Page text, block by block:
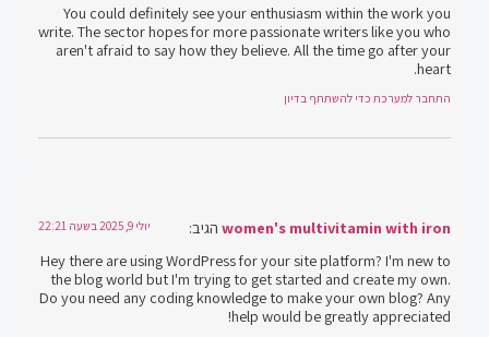
You could definitely see your enthusiasm within the work you
write. The sector hopes for more passionate writers like you who
aren't afraid to say how they believe. All the time go after your
heart.
התחבר למערכת כדי להשתתף בדיון
women's multivitamin with iron הגיב: יולי 9, 2025 בשעה 22:21
Hey there are using WordPress for your site platform? I'm new to
the blog world but I'm trying to get started and create my own.
Do you need any coding knowledge to make your own blog? Any
help would be greatly appreciated!